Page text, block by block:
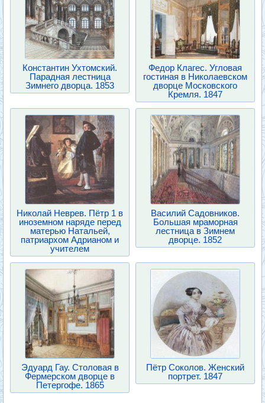
Константин Ухтомский.
Парадная лестница
Зимнего дворца. 1853
Федор Клагес. Угловая
гостиная в Николаевском
дворце Московского
Кремля. 1847
Николай Неврев. Пётр 1 в
иноземном наряде перед
матерью Натальей,
патриархом Адрианом и
учителем
Василий Садовников.
Большая мраморная
лестница в Зимнем
дворце. 1852
Эдуард Гау. Столовая в
Фермерском дворце в
Петергофе. 1865
Пётр Соколов. Женский
портрет. 1847